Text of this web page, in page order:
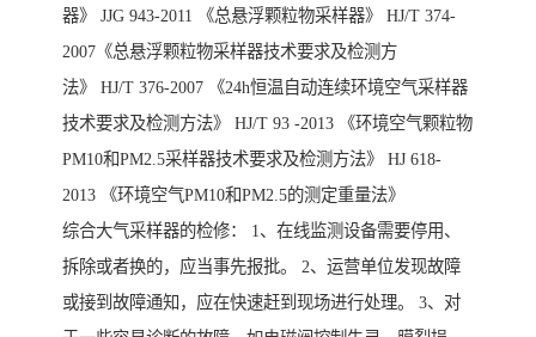
器》 JJG 943-2011 《总悬浮颗粒物采样器》 HJ/T 374-
2007《总悬浮颗粒物采样器技术要求及检测方
法》 HJ/T 376-2007 《24h恒温自动连续环境空气采样器
技术要求及检测方法》 HJ/T 93 -2013 《环境空气颗粒物
PM10和PM2.5采样器技术要求及检测方法》 HJ 618-
2013 《环境空气PM10和PM2.5的测定重量法》
综合大气采样器的检修： 1、在线监测设备需要停用、
拆除或者换的，应当事先报批。 2、运营单位发现故障
或接到故障通知，应在快速赶到现场进行处理。 3、对